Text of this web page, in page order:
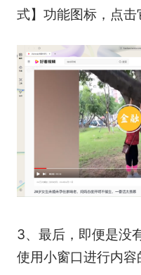
式】功能图标，点击
3、最后，即便是没
使用小窗口进行内容